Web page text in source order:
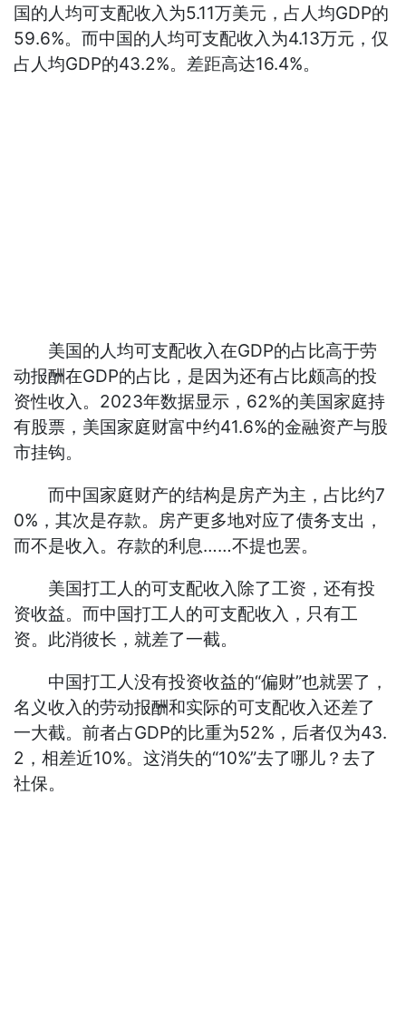
国的人均可支配收入为5.11万美元，占人均GDP的
59.6%。而中国的人均可支配收入为4.13万元，仅
占人均GDP的43.2%。差距高达16.4%。
美国的人均可支配收入在GDP的占比高于劳
动报酬在GDP的占比，是因为还有占比颇高的投
资性收入。2023年数据显示，62%的美国家庭持
有股票，美国家庭财富中约41.6%的金融资产与股
市挂钩。
而中国家庭财产的结构是房产为主，占比约7
0%，其次是存款。房产更多地对应了债务支出，
而不是收入。存款的利息……不提也罢。
美国打工人的可支配收入除了工资，还有投
资收益。而中国打工人的可支配收入，只有工
资。此消彼长，就差了一截。
中国打工人没有投资收益的“偏财”也就罢了，
名义收入的劳动报酬和实际的可支配收入还差了
一大截。前者占GDP的比重为52%，后者仅为43.
2，相差近10%。这消失的“10%”去了哪儿？去了
社保。